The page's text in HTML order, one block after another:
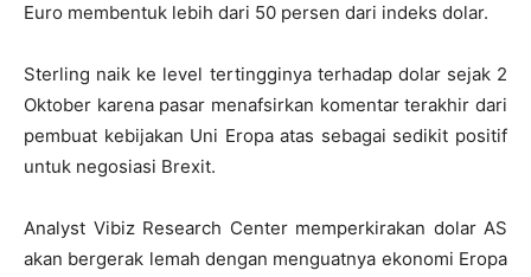
Euro membentuk lebih dari 50 persen dari indeks dolar.
Sterling naik ke level tertingginya terhadap dolar sejak 2
Oktober karena pasar menafsirkan komentar terakhir dari
pembuat kebijakan Uni Eropa atas sebagai sedikit positif
untuk negosiasi Brexit.
Analyst Vibiz Research Center memperkirakan dolar AS
akan bergerak lemah dengan menguatnya ekonomi Eropa